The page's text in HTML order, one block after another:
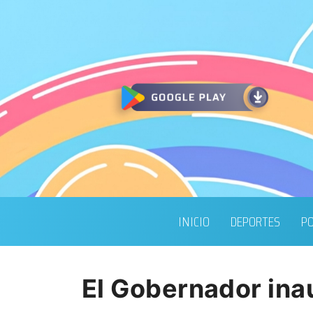
INICIO DEPORTES
El Gobernador